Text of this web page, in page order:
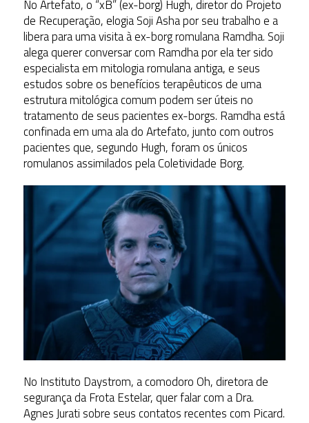
No Artefato, o “xB” (ex-borg) Hugh, diretor do Projeto
de Recuperação, elogia Soji Asha por seu trabalho e a
libera para uma visita à ex-borg romulana Ramdha. Soji
alega querer conversar com Ramdha por ela ter sido
especialista em mitologia romulana antiga, e seus
estudos sobre os benefícios terapêuticos de uma
estrutura mitológica comum podem ser úteis no
tratamento de seus pacientes ex-borgs. Ramdha está
confinada em uma ala do Artefato, junto com outros
pacientes que, segundo Hugh, foram os únicos
romulanos assimilados pela Coletividade Borg.
No Instituto Daystrom, a comodoro Oh, diretora de
segurança da Frota Estelar, quer falar com a Dra.
Agnes Jurati sobre seus contatos recentes com Picard.